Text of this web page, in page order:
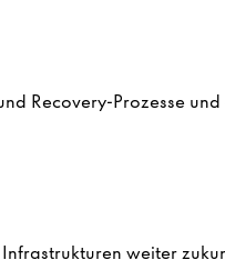
Recovery-Prozesse
weiter